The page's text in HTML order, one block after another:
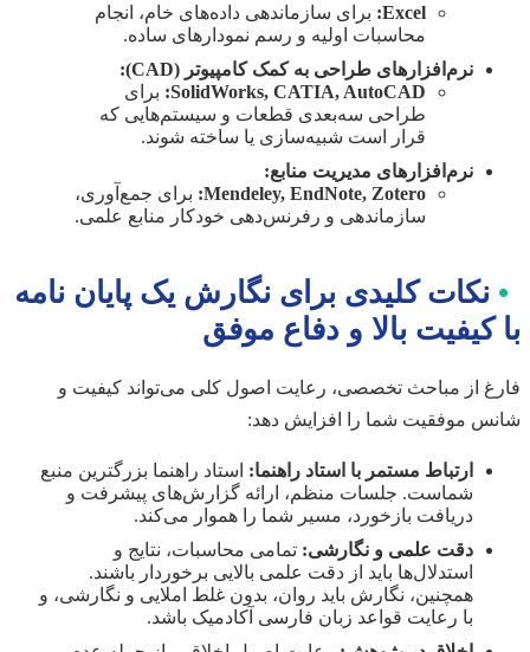
Excel: برای سازماندهی داده‌های خام، انجام
محاسبات اولیه و رسم نمودارهای ساده.
نرم‌افزارهای طراحی به کمک کامپیوتر (CAD):
SolidWorks, CATIA, AutoCAD: برای
طراحی سه‌بعدی قطعات و سیستم‌هایی که
قرار است شبیه‌سازی یا ساخته شوند.
نرم‌افزارهای مدیریت منابع:
Mendeley, EndNote, Zotero: برای جمع‌آوری،
سازماندهی و رفرنس‌دهی خودکار منابع علمی.
• نکات کلیدی برای نگارش یک پایان نامه
با کیفیت بالا و دفاع موفق
فارغ از مباحث تخصصی، رعایت اصول کلی می‌تواند کیفیت و
شانس موفقیت شما را افزایش دهد:
ارتباط مستمر با استاد راهنما: استاد راهنما بزرگترین منبع
شماست. جلسات منظم، ارائه گزارش‌های پیشرفت و
دریافت بازخورد، مسیر شما را هموار می‌کند.
دقت علمی و نگارشی: تمامی محاسبات، نتایج و
استدلال‌ها باید از دقت علمی بالایی برخوردار باشند.
همچنین، نگارش باید روان، بدون غلط املایی و نگارشی، و
با رعایت قواعد زبان فارسی آکادمیک باشد.